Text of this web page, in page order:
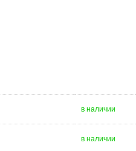
в наличии
в наличии